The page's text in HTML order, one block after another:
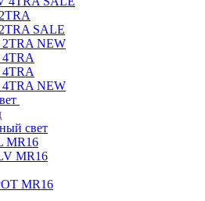
SALE
2TRA NEW
4TRA
4TRA
4TRA NEW
свет
MR16
MR16
MR16